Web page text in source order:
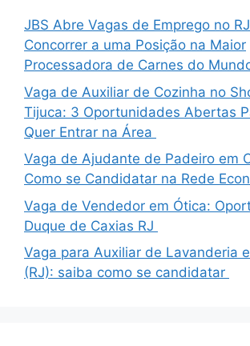
JBS Abre Vagas de Emprego no
Concorrer a uma Posição na Maior
Processadora de Carnes do
Vaga de Auxiliar de Cozinha no
Tijuca: 3 Oportunidades Abertas
Quer Entrar na Área
Vaga de Ajudante de Padeiro em
Como se Candidatar na Rede
Vaga de Vendedor em Ótica:
Duque de Caxias RJ
Vaga para Auxiliar de Lavanderia
(RJ): saiba como se candidatar